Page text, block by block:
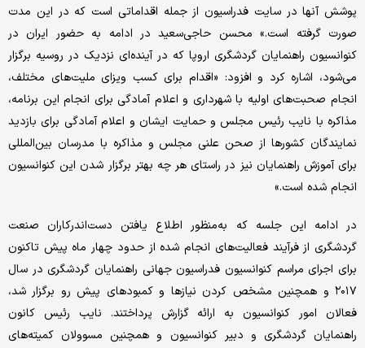
پوشش آنها در سایت فدراسیون از جمله اقداماتی است که در این مدت
صورت گرفته است.» محسن حاجی‌سعید در ادامه به حضور ایران در
کنوانسیون راهنمایان گردشگری اروپا که در آینده‌ای نزدیک در روسیه برگزار
می‌شود، اشاره کرد و افزود: «اقدام برای کسب ویزای ملیت‌های مختلف،
انجام صحبت‌های اولیه با شهرداری و اعلام آمادگی برای انجام این برنامه،
مذاکره با نایب رئیس مجلس و حمایت ایشان و اعلام آمادگی برای بازدید
نمایندگان کشورها از صحن علنی مجلس و مذاکره با مدرسان بین‌المللی
برای آموزش راهنمایان نیز در راستای هر چه بهتر برگزار شدن این کنوانسیون
انجام شده است.»
در ادامه این جلسه که به‌منظور اطلاع یافتن دست‌اندرکاران صنعت
گردشگری از فرآیند فعالیت‌های انجام شده از حدود چهار ماه پیش تاکنون
برای اجرای مراسم کنوانسیون فدراسیون جهانی راهنمایان گردشگری در سال
۲۰۱۷ و همچنین مشخص کردن نیازها و کمبودهای پیش رو برگزار شد،
فعالان امور کنوانسیون به ارائه گزارش پرداختند. نایب رئیس کانون
راهنمایان گردشگری و دبیر کنوانسیون و همچنین مسوولان کمیته‌های